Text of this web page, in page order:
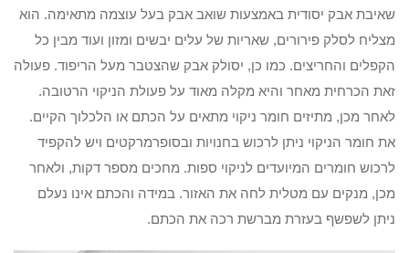
שאיבת אבק יסודית באמצעות שואב אבק בעל עוצמה מתאימה. הוא
מצליח לסלק פירורים, שאריות של עלים יבשים ומזון ועוד מבין כל
הקפלים והחריצים. כמו כן, יסולק אבק שהצטבר מעל הריפוד. פעולה
זאת הכרחית מאחר והיא מקלה מאוד על פעולת הניקוי הרטובה.
לאחר מכן, מתיזים חומר ניקוי מתאים על הכתם או הלכלוך הקיים.
את חומר הניקוי ניתן לרכוש בחנויות ובסופרמרקטים ויש להקפיד
לרכוש חומרים המיועדים לניקוי ספות. מחכים מספר דקות, ולאחר
מכן, מנקים עם מטלית לחה את האזור. במידה והכתם אינו נעלם
ניתן לשפשף בעזרת מברשת רכה את הכתם.